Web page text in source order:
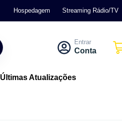
Hospedagem Streaming Rádio/TV
Entrar
Conta
Últimas Atualizações